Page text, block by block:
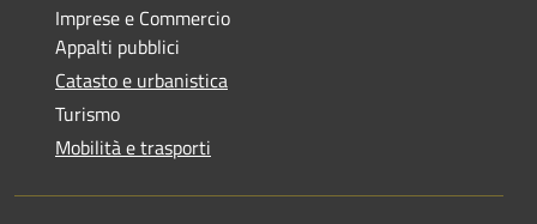
Imprese e Commercio
Appalti pubblici
Catasto e urbanistica
Turismo
Mobilità e trasporti